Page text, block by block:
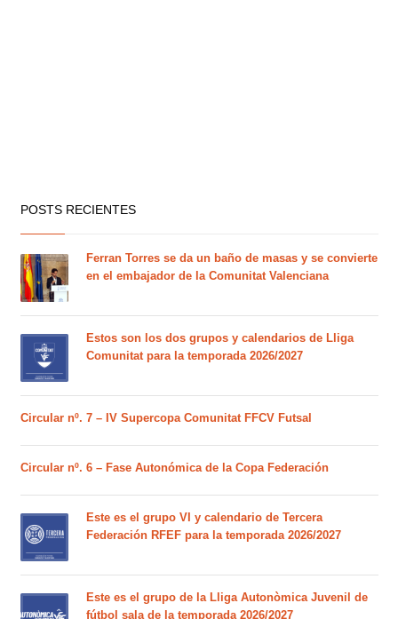
POSTS RECIENTES
Ferran Torres se da un baño de masas y se convierte
en el embajador de la Comunitat Valenciana
Estos son los dos grupos y calendarios de Lliga
Comunitat para la temporada 2026/2027
Circular nº. 7 – IV Supercopa Comunitat FFCV Futsal
Circular nº. 6 – Fase Autonómica de la Copa Federación
Este es el grupo VI y calendario de Tercera
Federación RFEF para la temporada 2026/2027
Este es el grupo de la Lliga Autonòmica Juvenil de
fútbol sala de la temporada 2026/2027